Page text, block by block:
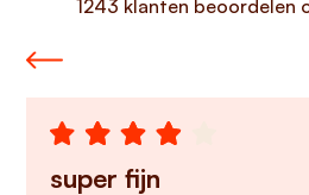
1243 klanten beoordelen
super fijn